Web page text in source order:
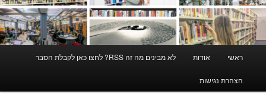
ראשי אודות לא מבינים מה זה RSS? לחצו כאן לקבלת הסבר
הצהרת נגישות